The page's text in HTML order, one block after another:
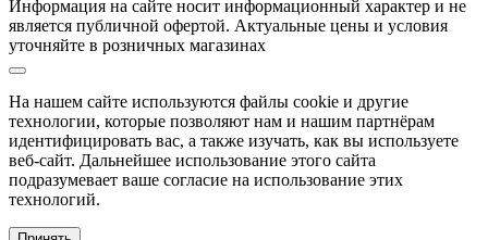
Информация на сайте носит информационный характер и не
является публичной офертой. Актуальные цены и условия
уточняйте в розничных магазинах
На нашем сайте используются файлы cookie и другие
технологии, которые позволяют нам и нашим партнёрам
идентифицировать вас, а также изучать, как вы используете
веб-сайт. Дальнейшее использование этого сайта
подразумевает ваше согласие на использование этих
технологий.